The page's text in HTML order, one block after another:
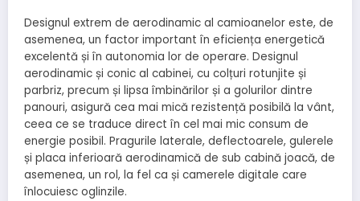
Designul extrem de aerodinamic al camioanelor este, de
asemenea, un factor important în eficiența energetică
excelentă și în autonomia lor de operare. Designul
aerodinamic și conic al cabinei, cu colțuri rotunjite și
parbriz, precum și lipsa îmbinărilor și a golurilor dintre
panouri, asigură cea mai mică rezistență posibilă la vânt,
ceea ce se traduce direct în cel mai mic consum de
energie posibil. Pragurile laterale, deflectoarele, gulerele
și placa inferioară aerodinamică de sub cabină joacă, de
asemenea, un rol, la fel ca și camerele digitale care
înlocuiesc oglinzile.